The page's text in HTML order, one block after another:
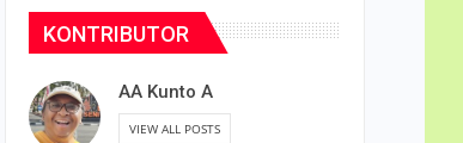
KONTRIBUTOR
AA Kunto A
VIEW ALL POSTS